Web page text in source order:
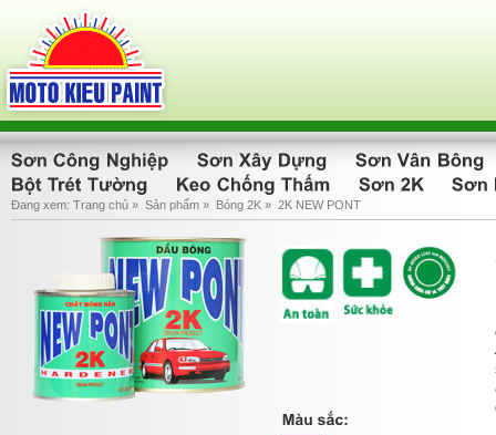
Đang xem: Trang chủ » Sản phẩm » Bóng 2K » 2K NEW PONT